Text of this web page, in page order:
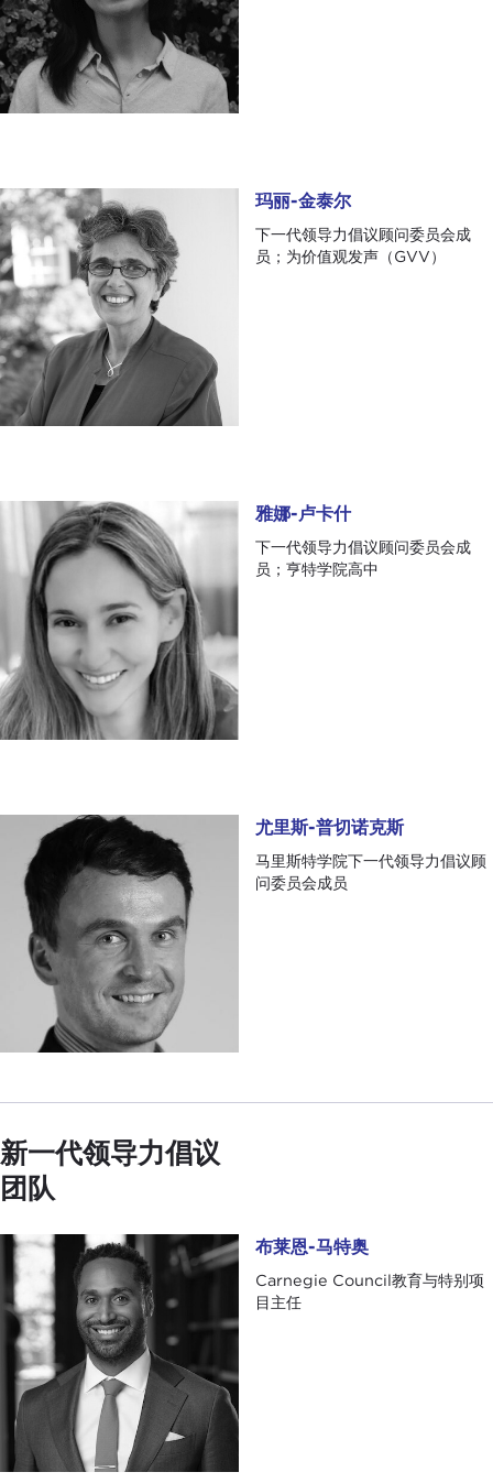
玛丽-金泰尔 玛丽-金泰尔
下一代领导力倡议顾问委员会成
员；为价值观发声（GVV）
雅娜-卢卡什 雅娜-卢卡什
下一代领导力倡议顾问委员会成
员；亨特学院高中
尤里斯-普切诺克斯 尤里斯-普切诺克斯
马里斯特学院下一代领导力倡议顾
问委员会成员
新一代领导力倡议
团队
布莱恩-马特奥 布莱恩-马特奥
Carnegie Council教育与特别项
目主任